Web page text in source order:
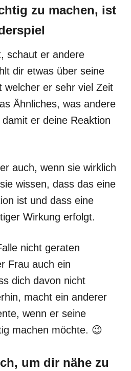
zu machen, ist
schaut er andere
dir etwas über seine
welcher er sehr viel Zeit
Ähnliches, was andere
er deine Reaktion
auch, wenn sie wirklich
wissen, dass das eine
ist und dass eine
Wirkung erfolgt.
nicht geraten
Frau auch ein
dich davon nicht
macht ein anderer
wenn er seine
machen möchte. 😉
um dir nähe zu